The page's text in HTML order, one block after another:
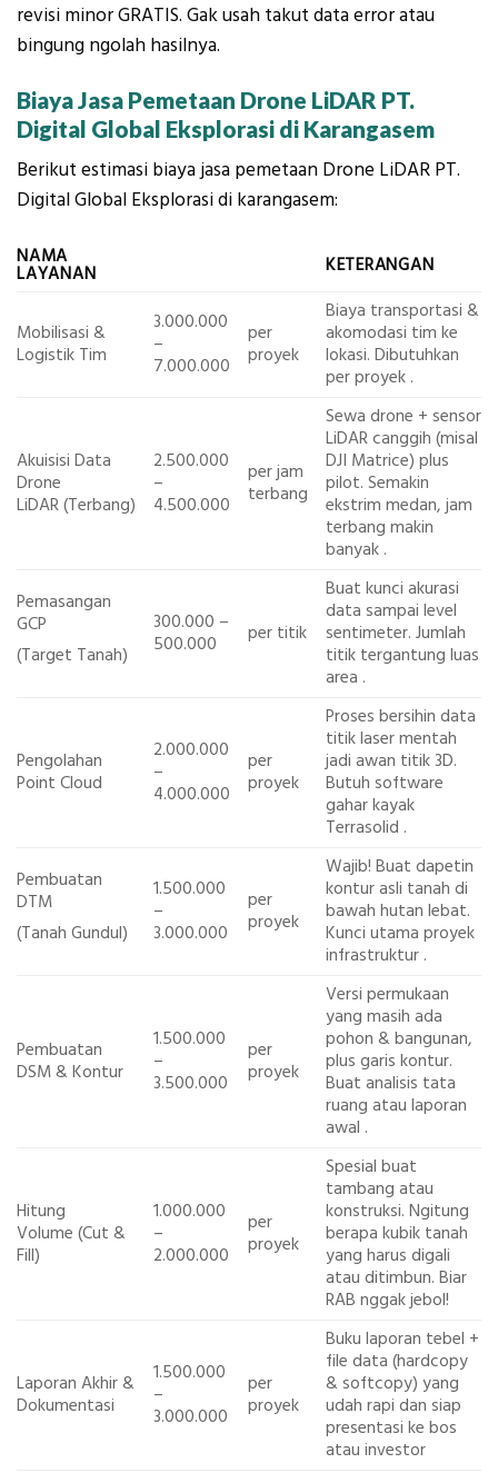
revisi minor GRATIS. Gak usah takut data error atau
bingung ngolah hasilnya.
Biaya Jasa Pemetaan Drone LiDAR PT.
Digital Global Eksplorasi di Karangasem
Berikut estimasi biaya jasa pemetaan Drone LiDAR PT.
Digital Global Eksplorasi di karangasem:
NAMA
LAYANAN KETERANGAN
Mobilisasi &
Logistik Tim
3.000.000
–
7.000.000
per
proyek
Biaya transportasi &
akomodasi tim ke
lokasi. Dibutuhkan
per proyek .
Akuisisi Data
Drone
LiDAR(Terbang)
2.500.000
–
4.500.000
per jam
terbang
Sewa drone + sensor
LiDAR canggih (misal
DJI Matrice) plus
pilot. Semakin
ekstrim medan, jam
terbang makin
banyak .
Pemasangan
GCP
(Target Tanah)
300.000 –
500.000
per titik
Buat kunci akurasi
data sampai level
sentimeter. Jumlah
titik tergantung luas
area .
Pengolahan
Point Cloud
2.000.000
–
4.000.000
per
proyek
Proses bersihin data
titik laser mentah
jadi awan titik 3D.
Butuh software
gahar kayak
Terrasolid .
Pembuatan
DTM
(Tanah Gundul)
1.500.000
–
3.000.000
per
proyek
Wajib! Buat dapetin
kontur asli tanah di
bawah hutan lebat.
Kunci utama proyek
infrastruktur .
Pembuatan
DSM & Kontur
1.500.000
–
3.500.000
per
proyek
Versi permukaan
yang masih ada
pohon & bangunan,
plus garis kontur.
Buat analisis tata
ruang atau laporan
awal .
Hitung
Volume (Cut &
Fill)
1.000.000
–
2.000.000
per
proyek
Spesial buat
tambang atau
konstruksi. Ngitung
berapa kubik tanah
yang harus digali
atau ditimbun. Biar
RAB nggak jebol!
Laporan Akhir &
Dokumentasi
1.500.000
–
3.000.000
per
proyek
Buku laporan tebel +
file data (hardcopy
& softcopy) yang
udah rapi dan siap
presentasi ke bos
atau investor